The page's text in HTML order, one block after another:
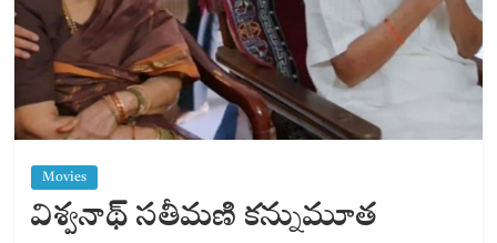
Movies
విశ్వనాథ్ సతీమణి కన్నుమూత